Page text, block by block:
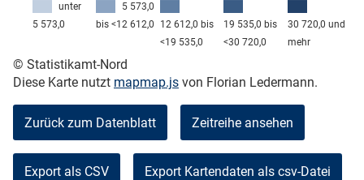
30 720,0 und
mehr
19 535,0 bis
<30 720,0
12 612,0 bis
<19 535,0
5 573,0
bis <12 612,0
unter
5 573,0
© Statistikamt-Nord
Diese Karte nutzt mapmap.js von Florian Ledermann.
Zurück zum Datenblatt Zeitreihe ansehen
Export als CSV